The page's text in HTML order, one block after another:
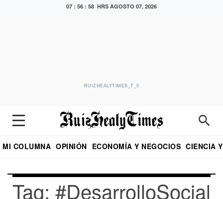
07 : 56 : 58 HRS AGOSTO 07, 2026
RUIZHEALYTIMES_T_0
MI COLUMNA OPINIÓN ECONOMÍA Y NEGOCIOS CIENCIA
Tag: #DesarrolloSocial